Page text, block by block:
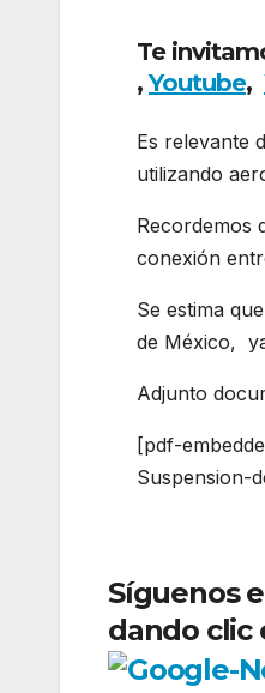
Te
,Youtube,
Es relevante
utilizando
Recordemos
conexión
Se estima
de México,
Adjunto
[pdf-
Suspension-
Síguenos
dando clic